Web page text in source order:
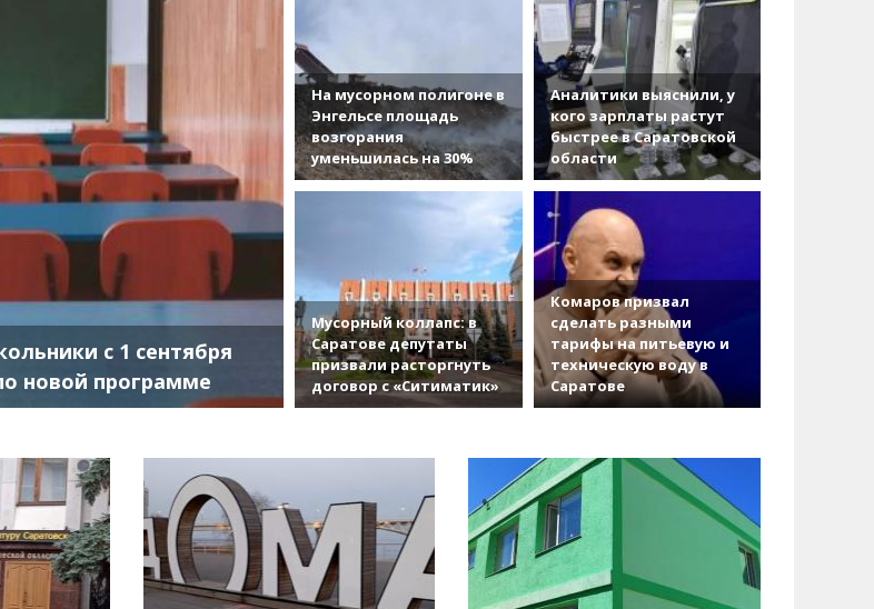
с 1 сентября
новой программе
На мусорном полигоне в
Энгельсе площадь
возгорания
уменьшилась на 30%
Аналитики выяснили, у
кого зарплаты растут
быстрее в Саратовской
области
Мусорный коллапс: в
Саратове депутаты
призвали расторгнуть
договор с «Ситиматик»
Комаров призвал
сделать разными
тарифы на питьевую и
техническую воду в
Саратове